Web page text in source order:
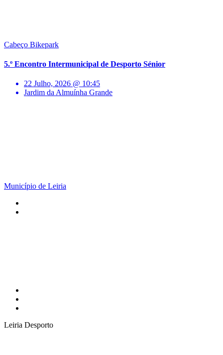
Cabeço Bikepark
5.º Encontro Intermunicipal de Desporto Sénior
22 Julho, 2026 @ 10:45
Jardim da Almuínha Grande
Município de Leiria
Leiria Desporto